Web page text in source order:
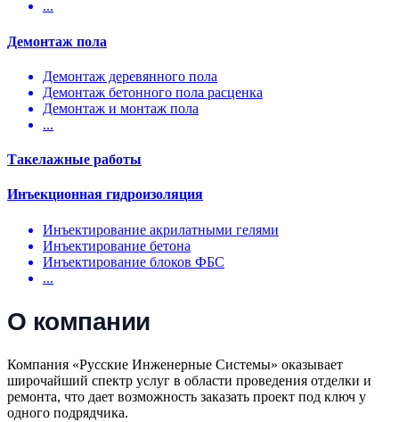
...
Демонтаж пола
Демонтаж деревянного пола
Демонтаж бетонного пола расценка
Демонтаж и монтаж пола
...
Такелажные работы
Инъекционная гидроизоляция
Инъектирование акрилатными гелями
Инъектирование бетона
Инъектирование блоков ФБС
...
О компании
Компания «Русские Инженерные Системы» оказывает
широчайший спектр услуг в области проведения отделки и
ремонта, что дает возможность заказать проект под ключ у
одного подрядчика.